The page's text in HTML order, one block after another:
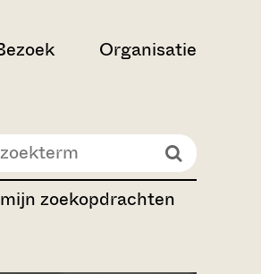
Organisatie
mijn zoekopdrachten